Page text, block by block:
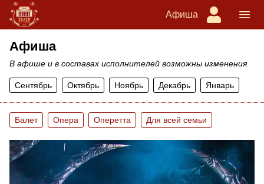
Афиша
Афиша
В афише и в составах исполнителей возможны изменения
Сентябрь Октябрь Ноябрь Декабрь Январь
Балет Опера Оперетта Для всей семьи